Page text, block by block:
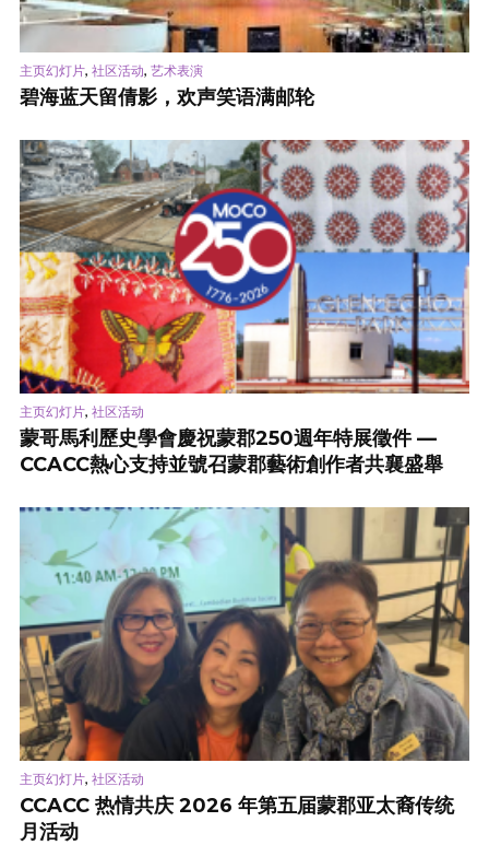
主页幻灯片, 社区活动, 艺术表演
碧海蓝天留倩影，欢声笑语满邮轮
主页幻灯片, 社区活动
蒙哥馬利歷史學會慶祝蒙郡250週年特展徵件 —
CCACC熱心支持並號召蒙郡藝術創作者共襄盛舉
主页幻灯片, 社区活动
CCACC 热情共庆 2026 年第五届蒙郡亚太裔传统
月活动